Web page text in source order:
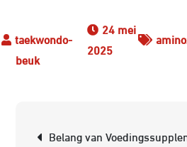
24 mei
2025
Belang van